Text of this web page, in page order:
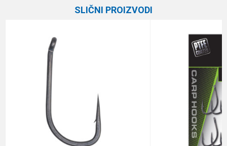
Anti-spam zaštita - izračunajte koliko je 6 - 1 :
SLIČNI PROIZVODI